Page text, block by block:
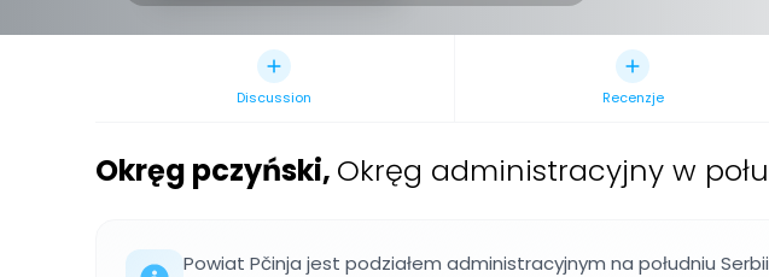
Discussion Recenzje
Okręg pczyński, Okręg administracyjny w
Powiat Pčinja jest podziałem administracyjnym na południu Serbii